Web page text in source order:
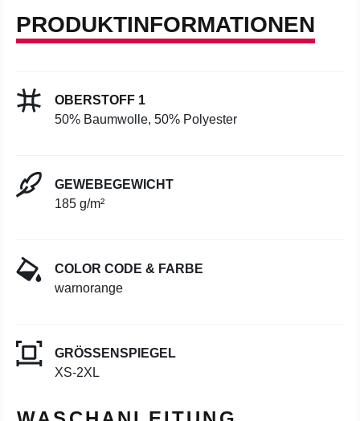
PRODUKTINFORMATIONEN
OBERSTOFF 1
50% Baumwolle, 50% Polyester
GEWEBEGEWICHT
185 g/m²
COLOR CODE & FARBE
warnorange
GRÖSSENSPIEGEL
XS-2XL